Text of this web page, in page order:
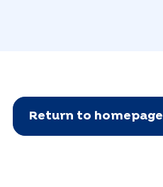
Return to homepage